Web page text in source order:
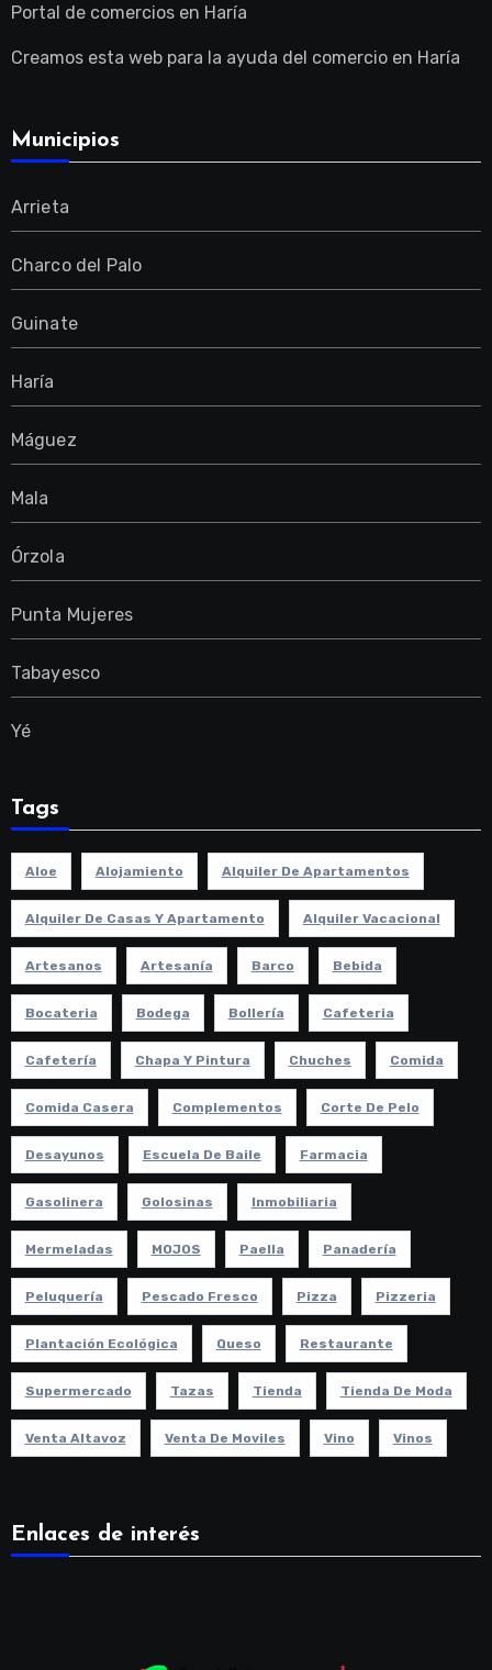
Portal de comercios en Haría
Creamos esta web para la ayuda del comercio en Haría
Municipios
Arrieta
Charco del Palo
Guinate
Haría
Máguez
Mala
Órzola
Punta Mujeres
Tabayesco
Yé
Tags
Aloe Alojamiento Alquiler De Apartamentos
Alquiler De Casas Y Apartamento Alquiler Vacacional
Artesanos Artesanía Barco Bebida
Bocateria Bodega Bollería Cafeteria
Cafetería Chapa Y Pintura Chuches Comida
Comida Casera Complementos Corte De Pelo
Desayunos Escuela De Baile Farmacia
Gasolinera Golosinas Inmobiliaria
Mermeladas MOJOS Paella Panadería
Peluquería Pescado Fresco Pizza Pizzeria
Plantación Ecológica Queso Restaurante
Supermercado Tazas Tienda Tienda De Moda
Venta Altavoz Venta De Moviles Vino Vinos
Enlaces de interés